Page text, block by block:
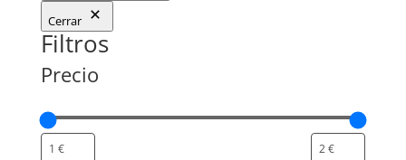
Cerrar
Filtros
Precio